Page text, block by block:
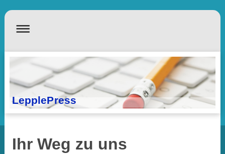
LepplePress
Ihr Weg zu uns